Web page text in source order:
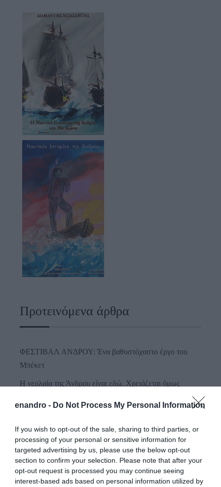
enandro - Do Not Process My Personal Information
If you wish to opt-out of the sale, sharing to third parties, or
processing of your personal or sensitive information for
targeted advertising by us, please use the below opt-out
section to confirm your selection. Please note that after your
opt-out request is processed you may continue seeing
interest-based ads based on personal information utilized by
Προτεινόμενα άρθρα
ΦΕΣΤΙΒΑΛ ΑΝΔΡΟΥ: Ένα βαθυστόχαστο έργο του
Μπέκετ
Η νεολαία της Άνδρου είναι εδώ. Χρειάζεται όμως
ΣΥΓΚΛΟΝΙΣΤΙΚΟΣ ΑΠΟΧΑΙΡΕΤΙΣΜΟΣ ΣΤΗ
ΡΑΦΗΝΑ ΣΤΟ «ΤΕΛΕΥΤΑΙΟ ΜΠΑΡΚΟ» ΤΟΥ
ΚΑΠΕΤΑΝ ΑΝΤΩΝΗ ΒΙΔΑΛΗ
Απαράδεκτη εμπειρία στη Ραφήνα. Φωτογραφίες από την